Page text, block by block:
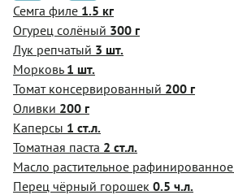
Семга филе 1.5 кг
Огурец солёный 300 г
Лук репчатый 3 шт.
Морковь 1 шт.
Томат консервированный 200 г
Оливки 200 г
Каперсы 1 ст.л.
Томатная паста 2 ст.л.
Масло растительное рафинированное
Перец чёрный горошек 0.5 ч.л.